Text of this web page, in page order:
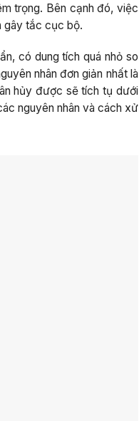
trọng. Bên cạnh đó, việc
gây tắc cục bộ.
có dung tích quá nhỏ so
nhân đơn giản nhất là
hủy được sẽ tích tụ dưới
nguyên nhân và cách xử